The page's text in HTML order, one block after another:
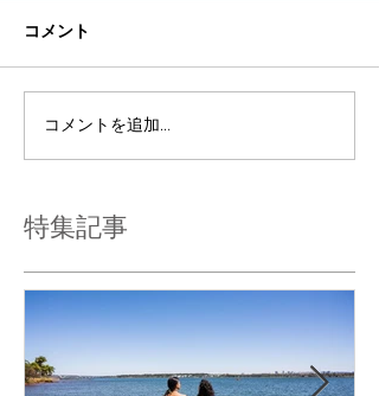
コメント
コメントを追加…
特集記事